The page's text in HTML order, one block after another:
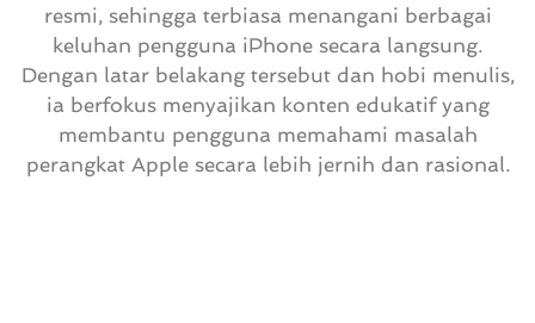
resmi, sehingga terbiasa menangani berbagai
keluhan pengguna iPhone secara langsung.
Dengan latar belakang tersebut dan hobi menulis,
ia berfokus menyajikan konten edukatif yang
membantu pengguna memahami masalah
perangkat Apple secara lebih jernih dan rasional.